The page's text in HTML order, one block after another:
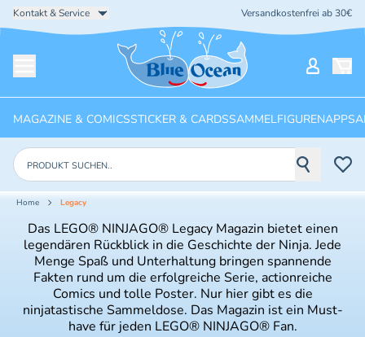
Kontakt & Service Versandkostenfrei ab 30€
Startseite
MAGAZINE & COMICSSTICKER & CARDSSAMMELFIGURENAPPS
Produkte suchen
Home Legacy
Das LEGO® NINJAGO® Legacy Magazin bietet einen
legendären Rückblick in die Geschichte der Ninja. Jede
Menge Spaß und Unterhaltung bringen spannende
Fakten rund um die erfolgreiche Serie, actionreiche
Comics und tolle Poster. Nur hier gibt es die
ninjatastische Sammeldose. Das Magazin ist ein Must-
have für jeden LEGO® NINJAGO® Fan.